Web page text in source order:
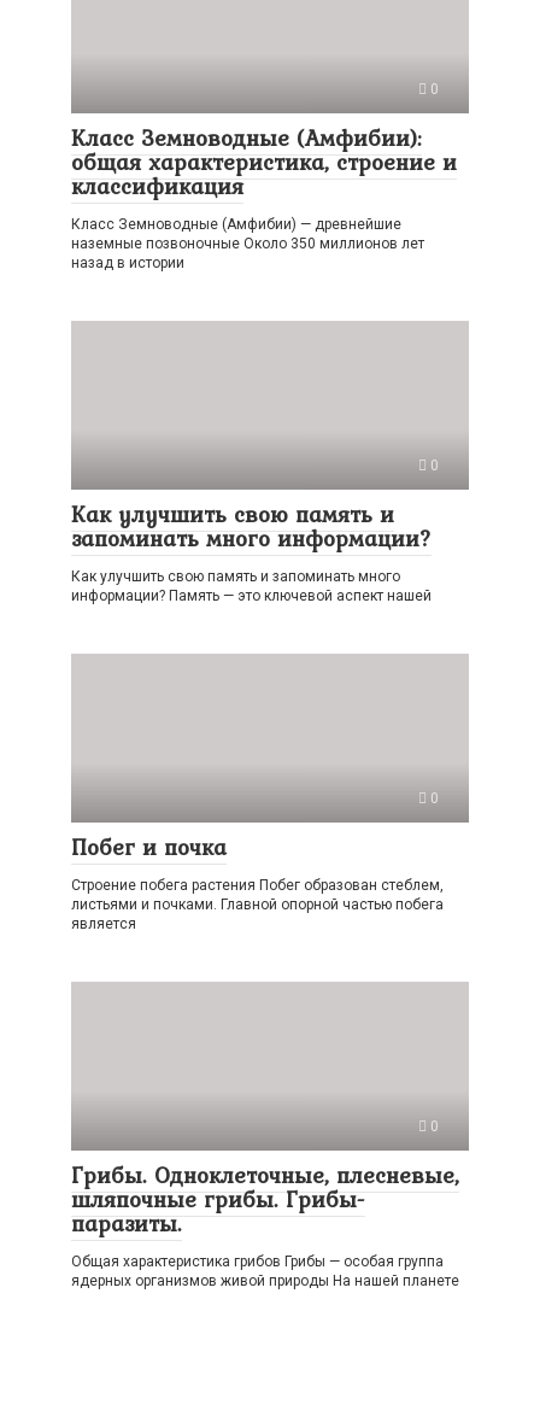
0
Класс Земноводные (Амфибии):
общая характеристика, строение и
классификация
Класс Земноводные (Амфибии) — древнейшие
наземные позвоночные Около 350 миллионов лет
назад в истории
0
Как улучшить свою память и
запоминать много информации?
Как улучшить свою память и запоминать много
информации? Память — это ключевой аспект нашей
0
Побег и почка
Строение побега растения Побег образован стеблем,
листьями и почками. Главной опорной частью побега
является
0
Грибы. Одноклеточные, плесневые,
шляпочные грибы. Грибы-
паразиты.
Общая характеристика грибов Грибы — особая группа
ядерных организмов живой природы На нашей планете